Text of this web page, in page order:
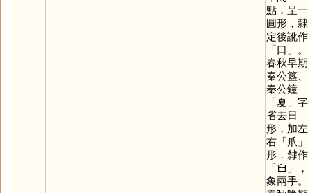
點，呈一
圓形，隸
定後訛作
「口 」。
春秋早期
秦公簋、
秦公鐘
「夏 」字
省去日
形，加左
右「爪 」
形，隸作
「𦥑 」，
象兩手。